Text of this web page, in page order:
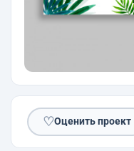
♡Оценить проект